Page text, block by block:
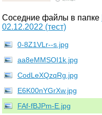
Соседние файлы в папке
02.12.2022 (тест)
0-8Z1VLr--s.jpg
aa8eMMSOI1k.jpg
CodLeXQzqRg.jpg
E6K00nYGrXw.jpg
FAf-fBJPm-E.jpg